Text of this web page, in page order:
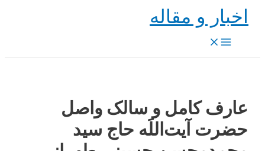
پرش
محتوااخبار و مقاله
Main
Menu
عارف کامل و سالک واصل
حضرت آیت‌اللَه حاج سید